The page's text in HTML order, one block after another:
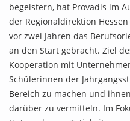
begeistern, hat Provadis im
der Regionaldirektion
vor zwei Jahren das
an den Start gebracht. Ziel
Kooperation mit
Schülerinnen der
Bereich zu machen und
darüber zu vermitteln. Im